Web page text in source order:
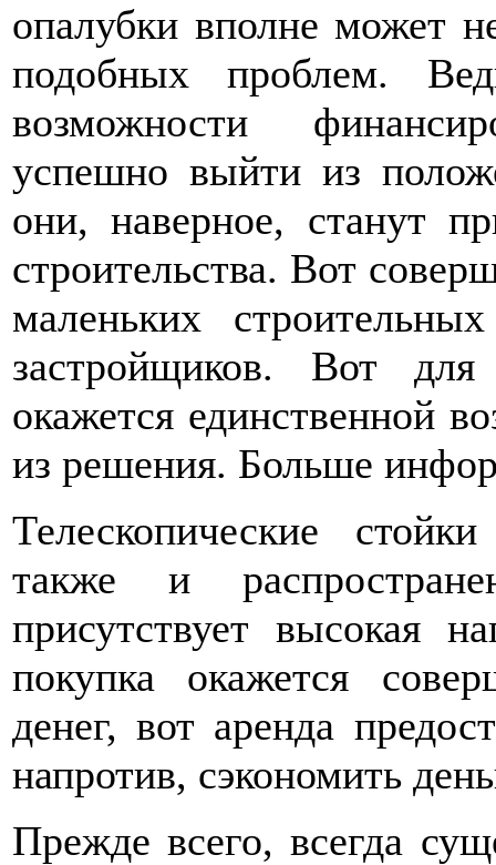
опалубки вполне может
подобных проблем.
возможности
успешно выйти из
они, наверное, станут
строительства. Вот
маленьких
застройщиков. Вот
окажется единственной
из решения. Больше
Телескопические
также и
присутствует высокая
покупка окажется
денег, вот аренда
напротив, сэкономить
Прежде всего, всегда